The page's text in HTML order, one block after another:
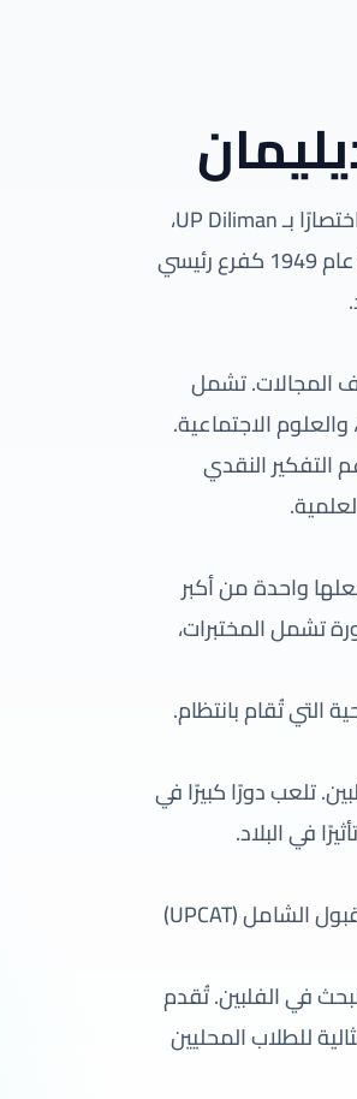
جامعة الفلبين ديليمان هي واحدة من أبرز وأعرق الجامعات في الفلبين. تُعرف اختصارًا بـ UP Diliman،
وتقع في مدينة كيزون ضمن منطقة العاصمة الوطنية مانيلا. تأسست الجامعة عام 1949 كفرع رئيسي
المجالات. تشمل
والعلوم الاجتماعية.
التفكير النقدي
تزيد عن 493 هكتارًا، مما يجعلها واحدة من أكبر
تشمل المختبرات،
التي تُقام بانتظام.
تلعب دورًا كبيرًا في
في البلاد.
تتميز الجامعة بعملية قبول تنافسية جدًا، إذ يتوجب على الطلاب اجتياز امتحان القبول الشامل (UPCAT)
في الفلبين. تُقدم
للطلاب المحليين